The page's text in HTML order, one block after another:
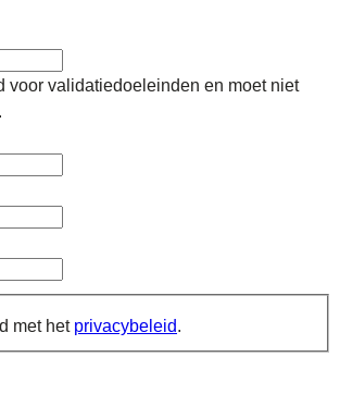
voor validatiedoeleinden en moet niet
met het privacybeleid.